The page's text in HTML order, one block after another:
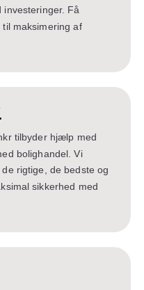
Få
maksimering af
tilbyder hjælp med
bolighandel. Vi
rigtige, de bedste og
sikkerhed med